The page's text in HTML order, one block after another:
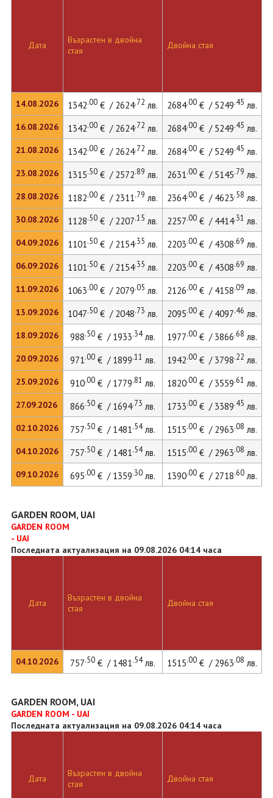
Дата
14.08.2026
16.08.2026
21.08.2026
23.08.2026
28.08.2026
30.08.2026
04.09.2026
06.09.2026
11.09.2026
13.09.2026
18.09.2026
20.09.2026
25.09.2026
27.09.2026
02.10.2026
04.10.2026
09.10.2026
Възрастен в двойна
стая
Двойна стая
1342.00€ / 2624.72 лв. 2684.00€ / 5249.45 лв.
1342.00€ / 2624.72 лв. 2684.00€ / 5249.45 лв.
1342.00€ / 2624.72 лв. 2684.00€ / 5249.45 лв.
1315.50€ / 2572.89 лв. 2631.00€ / 5145.79 лв.
1182.00€ / 2311.79 лв. 2364.00€ / 4623.58 лв.
1128.50€ / 2207.15 лв. 2257.00€ / 4414.31 лв.
1101.50€ / 2154.35 лв. 2203.00€ / 4308.69 лв.
1101.50€ / 2154.35 лв. 2203.00€ / 4308.69 лв.
1063.00€ / 2079.05 лв. 2126.00€ / 4158.09 лв.
1047.50€ / 2048.73 лв. 2095.00€ / 4097.46 лв.
988.50€ / 1933.34лв. 1977.00€ / 3866.68 лв.
971.00€ / 1899.11 лв. 1942.00€ / 3798.22 лв.
910.00€ / 1779.81 лв. 1820.00€ / 3559.61 лв.
866.50€ / 1694.73 лв. 1733.00€ / 3389.45 лв.
757.50€ / 1481.54лв. 1515.00€ / 2963.08 лв.
757.50€ / 1481.54лв. 1515.00€ / 2963.08 лв.
695.00€ / 1359.30лв. 1390.00€ / 2718.60лв.
GARDEN ROOM, UAI
GARDEN ROOM
- UAI
Последната актуализация на 09.08.2026 04:14 часа
Дата
04.10.2026
Възрастен в двойна
стая
Двойна стая
757.50€ / 1481.54лв. 1515.00€ / 2963.08 лв.
GARDEN ROOM, UAI
GARDEN ROOM - UAI
Последната актуализация на 09.08.2026 04:14 часа
Дата
Възрастен в двойна
стая
Двойна стая